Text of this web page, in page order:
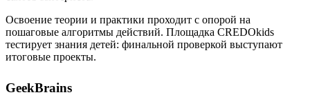
Освоение теории и практики проходит с опорой на
пошаговые алгоритмы действий. Площадка CREDOkids
тестирует знания детей: финальной проверкой выступают
итоговые проекты.
GeekBrains